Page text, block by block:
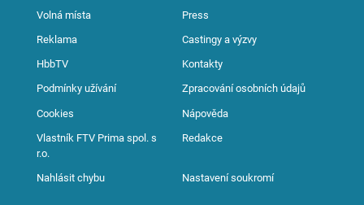
Volná místa Press
Reklama Castingy a výzvy
HbbTV Kontakty
Podmínky užívání Zpracování osobních údajů
Cookies Nápověda
Vlastník FTV Prima spol. s
r.o.
Redakce
Nahlásit chybu Nastavení soukromí